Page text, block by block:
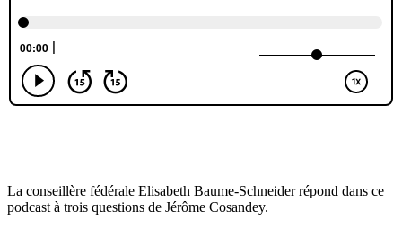
La conseillère fédérale Elisabeth Baume-Schneider répond dans ce
podcast à trois questions de Jérôme Cosandey.